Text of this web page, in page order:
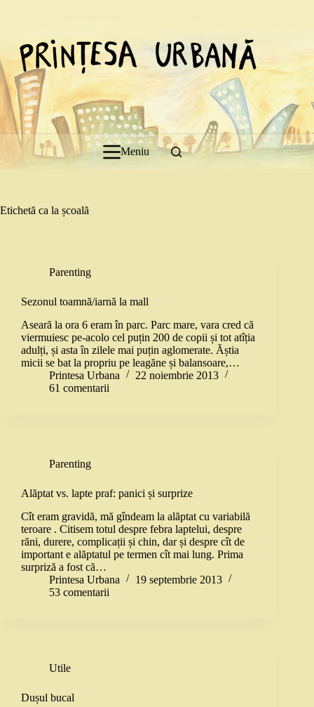
Meniu
Etichetă ca la școală
Parenting
Sezonul toamnă/iarnă la mall
Aseară la ora 6 eram în parc. Parc mare, vara cred că
viermuiesc pe-acolo cel puțin 200 de copii și tot atîția
adulți, și asta în zilele mai puțin aglomerate. Ăștia
micii se bat la propriu pe leagăne și balansoare,…
Printesa Urbana
22 noiembrie 2013
61 comentarii
Parenting
Alăptat vs. lapte praf: panici și surprize
Cît eram gravidă, mă gîndeam la alăptat cu variabilă
teroare . Citisem totul despre febra laptelui, despre
răni, durere, complicații și chin, dar și despre cît de
important e alăptatul pe termen cît mai lung. Prima
surpriză a fost că…
Printesa Urbana
19 septembrie 2013
53 comentarii
Utile
Dușul bucal